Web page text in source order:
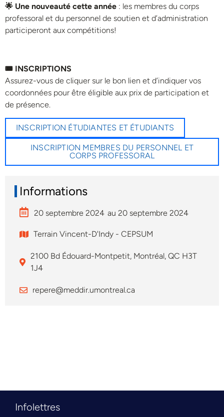
🌟 Une nouveauté cette année : les membres du corps
professoral et du personnel de soutien et d’administration
participeront aux compétitions!
🎟️ INSCRIPTIONS
Assurez-vous de cliquer sur le bon lien et d’indiquer vos
coordonnées pour être éligible aux prix de participation et
de présence.
INSCRIPTION ÉTUDIANTES ET ÉTUDIANTS
INSCRIPTION MEMBRES DU PERSONNEL ET
CORPS PROFESSORAL
Informations
20 septembre 2024 au 20 septembre 2024
Terrain Vincent-D'Indy - CEPSUM
2100 Bd Édouard-Montpetit, Montréal, QC H3T
1J4
repere@meddir.umontreal.ca
Infolettres